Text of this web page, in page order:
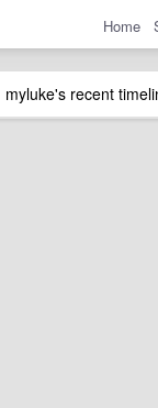
Home
myluke's recent